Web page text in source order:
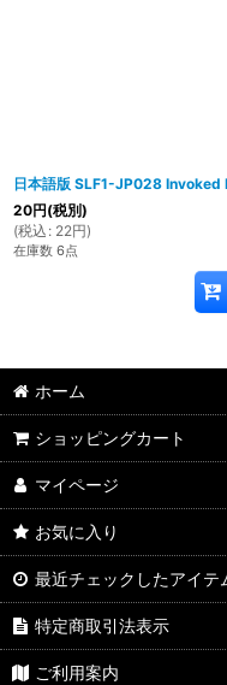
日本語版 SLF1-JP028 Invoked
20円(税別)
(税込 : 22円)
在庫数 6点
ホーム
ショッピングカート
マイページ
お気に入り
最近チェックしたアイテ
特定商取引法表示
ご利用案内